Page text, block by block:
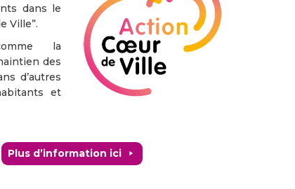
dans le
Ville”.
la
des
d’autres
et
Plus d’information ici